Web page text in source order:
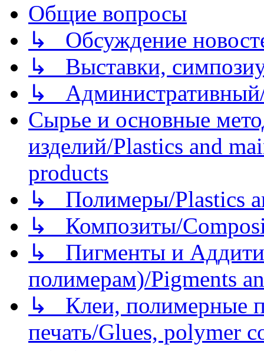
Общие вопросы
↳ Обсуждение
↳ Выставки,
↳
Сырье и основные
изделий/Plastics and
products
↳ Полимеры/Plastics
↳ Композиты/
↳ Пигменты и
полимерам)/Pigments
↳ Клеи, полимерные
печать/Glues, polymer